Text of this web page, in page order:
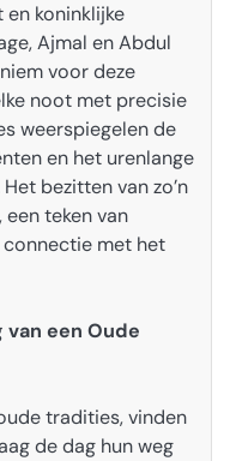
koninklijke
Ajmal en Abdul
voor deze
noot met precisie
weerspiegelen de
en het urenlange
bezitten van zo’n
teken van
met het
een Oude
tradities, vinden
de dag hun weg